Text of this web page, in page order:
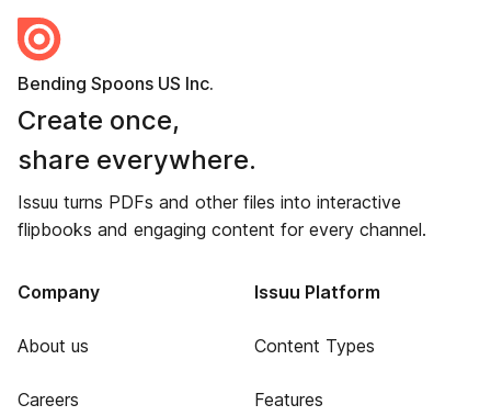
Bending Spoons US Inc.
Create once,
share everywhere.
Issuu turns PDFs and other files into interactive
flipbooks and engaging content for every channel.
Company
About us
Careers
Issuu Platform
Content Types
Features